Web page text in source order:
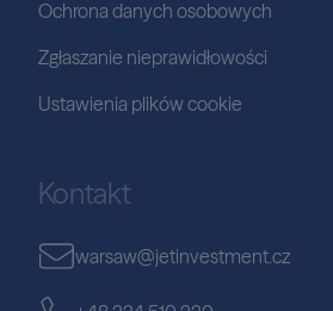
Ochrona danych osobowych
Zgłaszanie nieprawidłowości
Ustawienia plików cookie
Kontakt
warsaw@jetinvestment.cz